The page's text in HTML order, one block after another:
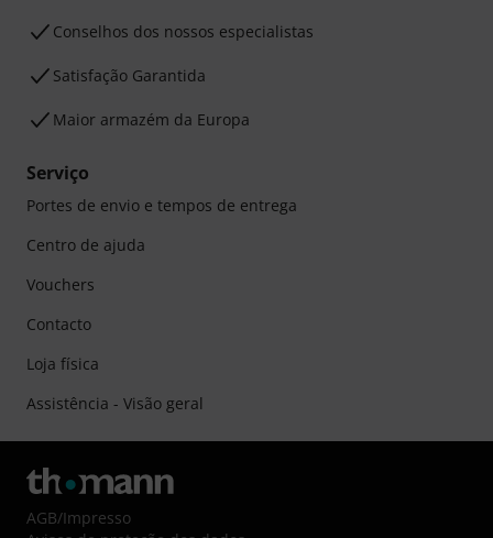
Conselhos dos nossos especialistas
Satisfação Garantida
Maior armazém da Europa
Serviço
Portes de envio e tempos de entrega
Centro de ajuda
Vouchers
Contacto
Loja física
Assistência - Visão geral
AGB/Impresso